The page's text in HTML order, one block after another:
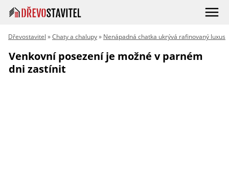
Dřevostavitel »Chaty a chalupy» Nenápadná chatka ukrývá rafinovaný luxus
Venkovní posezení je možné v parném
dni zastínit